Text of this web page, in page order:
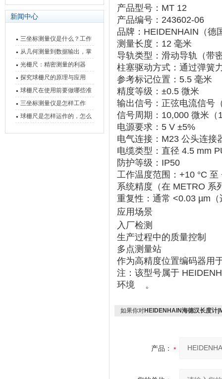
新闻中心
三坐标测量仪是什么？工作
原理、分类与核心功能一次
讲清
从几何测量到数据输出，掌
握万濠影像测量仪的六大核
心能力
光栅尺：精密测量的利器
探究球栅尺的原理与应用
球栅尺在使用前要做哪些准
备工作？
三坐标测量仪是怎样工作
的，功能有什么优势？
球栅尺是怎样运作的，怎么
产品型号 ‌：MT 12
产品编号 ‌：243602-06
品牌 ：HEIDENHAIN（德
测量长度 ‌：‌ 12 毫米
导轨类型 ：滑动导轨（带
柱塞驱动方式 ‌：‌ 通过弹簧
参考标记位置 ‌：‌ 5.5 毫米
精度等级 ‌：‌ ±0.5 微米
输出信号 ‌：‌ 正弦电流信号
信号周期 ‌：‌ 10,000 微米（
电源要求 ‌：‌ 5 V ±5%
电气连接 ‌：‌ M23 公头连接
电缆类型 ‌：直径 ‌ 4.5 mm
防护等级 ‌：‌ IP50
工作温度范围 ‌：‌ +10 °C 至
系统精度 （在 METRO 系
重复性 ‌：‌ 通常 <0.03 µm
应用场景
入厂检测
生产过程中的质量控制
多点测量站
作为高精度位置编码器用
注：该型号属于
环境 ‌‌
。
如果你对HEIDENHAIN海德汉长度计
产品：